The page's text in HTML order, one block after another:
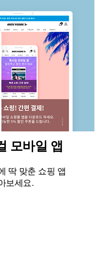
모바일 앱
딱 맞춘 쇼핑 앱
보세요.